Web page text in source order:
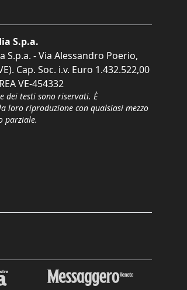
S.p.a.
S.p.a. - Via Alessandro Poerio,
Cap. Soc. i.v. Euro 1.432.522,00
VE-454332
dei testi sono riservati. È
loro riproduzione con qualsiasi mezzo
parziale.